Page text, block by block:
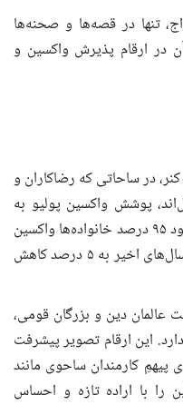
تنها در قصه‌ها و صحنه‌ها
در ارقام پذیرش واکسین و
در ساحاتی که رضاکاران و
پوشش واکسین پولیو به
گونه قابل ملاحظه بلند رفته است. حدود ۹۵ درصد خانواده‌ها واکسین
را می‌پذیرند و سطح نپذیرفتن آن در سال‌های اخیر به ۵ درصد کاهش
عالمان دین و بزرگان قومی،
این ارقام تصویر پیشرفت
کارمندان ساحوی مانند
را با اراده تازه و احساس